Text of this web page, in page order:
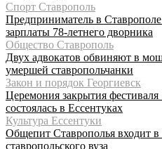
Спорт Ставрополь
Предприниматель в Ставрополе
зарплаты 78-летнего дворника
Общество Ставрополь
Двух адвокатов обвиняют в
умершей ставропольчанки
Закон и порядок Георгиевск
Церемония закрытия
состоялась в Ессентуках
Культура Ессентуки
Общепит Ставрополья входит
ставропольского вуза